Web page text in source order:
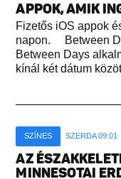
APPOK, AMIK
Fizetős iOS appok
napon. Between
Between Days
kínál két dátum
SZÍNES SZERDA 09:01
AZ
MINNESOTAI